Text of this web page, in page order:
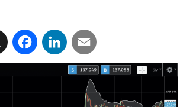
FacebookLinkedInEmail